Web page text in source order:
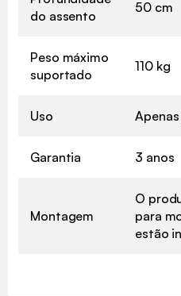
do assento
50 cm
Peso máximo
suportado
110 kg
Uso
Garantia 3 anos
Montagem
O
para
estão